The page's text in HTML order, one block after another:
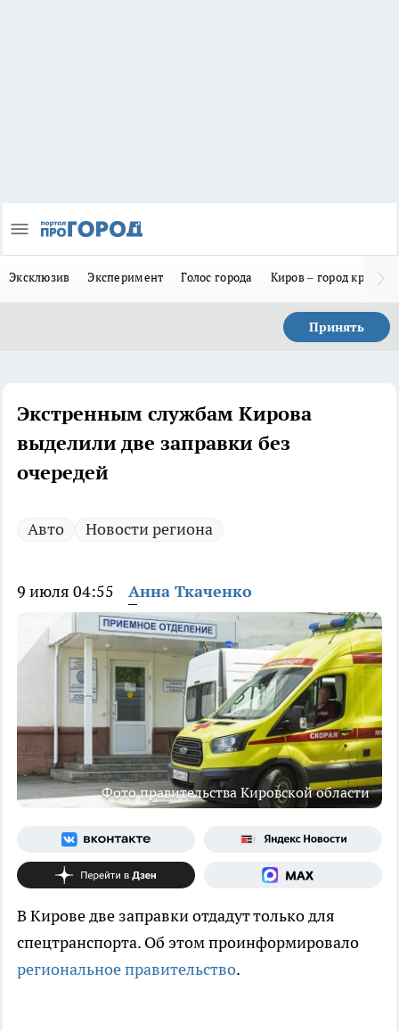
Эксклюзив Эксперимент Голос города Киров – город
Принять
Экстренным службам Кирова
выделили две заправки без
очередей
Авто Новости региона
9 июля 04:55 Анна Ткаченко
Фото правительства Кировской области
В Кирове две заправки отдадут только для
спецтранспорта. Об этом проинформировало
региональное правительство.